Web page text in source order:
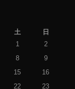
土
日
1
2
8
9
15
16
22 23